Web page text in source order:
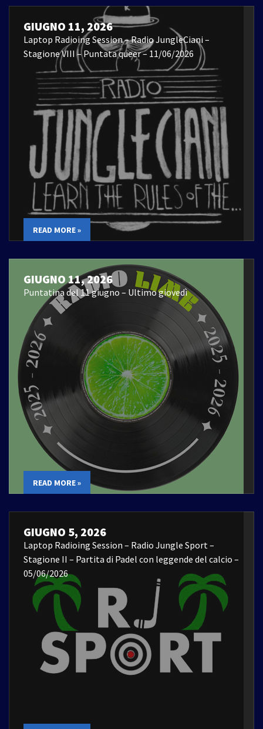
GIUGNO 11, 2026
Laptop Radioing Session – Radio JungleCiani –
Stagione VIII – Puntata queer – 11/06/2026
READ MORE »
GIUGNO 11, 2026
Puntatina del 11 giugno – Ultimo giovedì
READ MORE »
GIUGNO 5, 2026
Laptop Radioing Session – Radio Jungle Sport –
Stagione II – Partita di Padel con leggende del calcio –
05/06/2026